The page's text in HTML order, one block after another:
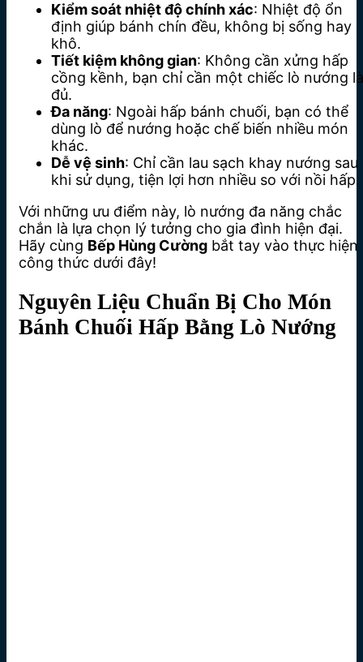
Kiểm soát nhiệt độ chính xác: Nhiệt độ ổn
định giúp bánh chín đều, không bị sống hay
khô.
Tiết kiệm không gian: Không cần xửng hấp
cồng kềnh, bạn chỉ cần một chiếc lò nướng là
đủ.
Đa năng: Ngoài hấp bánh chuối, bạn có thể
dùng lò để nướng hoặc chế biến nhiều món
khác.
Dễ vệ sinh: Chỉ cần lau sạch khay nướng sau
khi sử dụng, tiện lợi hơn nhiều so với nồi hấp.
Với những ưu điểm này, lò nướng đa năng chắc
chắn là lựa chọn lý tưởng cho gia đình hiện đại.
Hãy cùng Bếp Hùng Cường bắt tay vào thực hiện
công thức dưới đây!
Nguyên Liệu Chuẩn Bị Cho Món
Bánh Chuối Hấp Bằng Lò Nướng